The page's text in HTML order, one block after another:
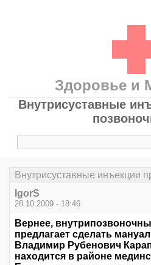
Здоровье и
Внутрисуставные
Внутрисуставные инъекции
IgorS
28.10.2009 - 18:46
Вернее,
предлагает сделать
Владимир Рубенович
находится в районе